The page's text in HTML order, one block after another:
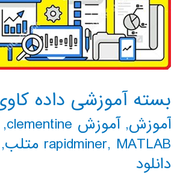
بسته آموزشی داده
آموزش,آموزش clementine
rapidminer, MATLAB متلب ,
دانلود